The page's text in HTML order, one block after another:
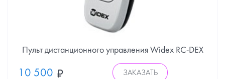
Пульт дистанционного управления Widex RC-DEX
10 500 ЗАКАЗАТЬ